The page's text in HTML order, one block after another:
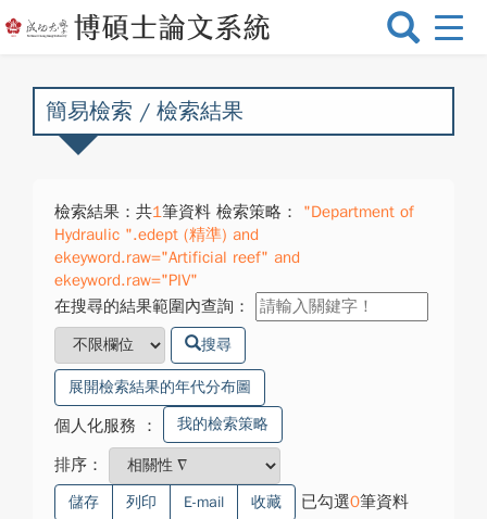
選
換
簡易檢索 / 檢索結果
檢索結果：共1筆資料 檢索策略：
"Department of
Hydraulic ".edept (精準) and
ekeyword.raw="Artificial reef" and
ekeyword.raw="PIV"
在搜尋的結果範圍內查詢：
搜尋
展開檢索結果的年代分布圖
個人化服務 ： 我的檢索策略
排序：
儲存 列印 E-mail 收藏 已勾選0筆資料